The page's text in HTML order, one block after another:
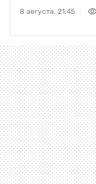
8 августа, 21:45